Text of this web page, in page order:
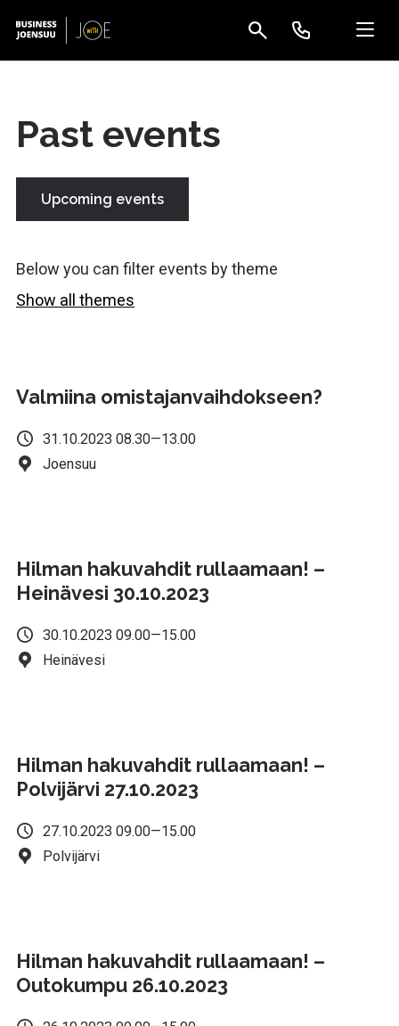
Past events
Upcoming events
Below you can filter events by theme
Show all themes
Valmiina omistajanvaihdokseen?
31.10.2023 08.30—13.00
Joensuu
Hilman hakuvahdit rullaamaan! –
Heinävesi 30.10.2023
30.10.2023 09.00—15.00
Heinävesi
Hilman hakuvahdit rullaamaan! –
Polvijärvi 27.10.2023
27.10.2023 09.00—15.00
Polvijärvi
Hilman hakuvahdit rullaamaan! –
Outokumpu 26.10.2023